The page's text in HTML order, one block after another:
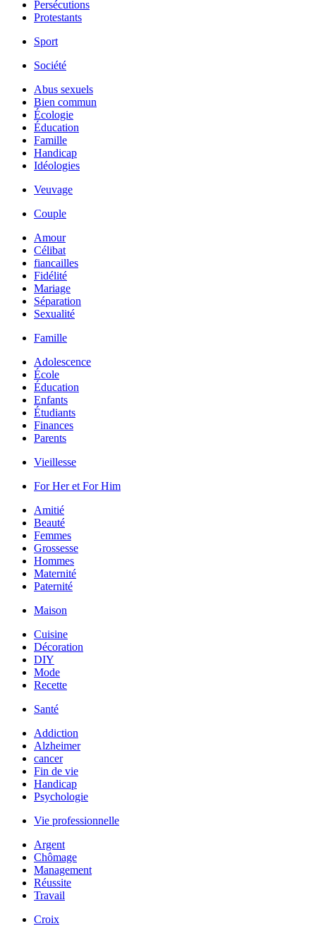
Persécutions
Protestants
Sport
Société
Abus sexuels
Bien commun
Écologie
Éducation
Famille
Handicap
Idéologies
Veuvage
Couple
Amour
Célibat
fiancailles
Fidélité
Mariage
Séparation
Sexualité
Famille
Adolescence
École
Éducation
Enfants
Étudiants
Finances
Parents
Vieillesse
For Her et For Him
Amitié
Beauté
Femmes
Grossesse
Hommes
Maternité
Paternité
Maison
Cuisine
Décoration
DIY
Mode
Recette
Santé
Addiction
Alzheimer
cancer
Fin de vie
Handicap
Psychologie
Vie professionnelle
Argent
Chômage
Management
Réussite
Travail
Croix